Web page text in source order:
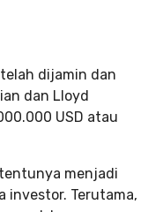
dijamin dan
dan Lloyd
USD atau
menjadi
investor. Terutama,